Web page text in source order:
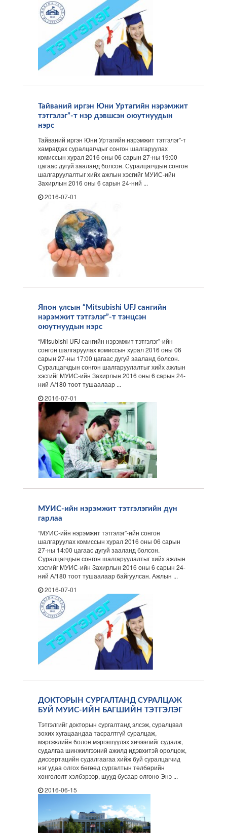
Тайваний иргэн Юни Уртагийн нэрэмжит
тэтгэлэг”-т нэр дэвшсэн оюутнуудын
нэрс
Тайваний иргэн Юни Уртагийн нэрэмжит тэтгэлэг”-т
хамрагдах суралцагчдыг сонгон шалгаруулах
комиссын хурал 2016 оны 06 сарын 27-ны 19:00
цагаас дугуй зааланд болсон. Суралцагчдын сонгон
шалгаруулалтыг хийх ажлын хэсгийг МУИС-ийн
Захирлын 2016 оны 6 сарын 24-ний ...
2016-07-01
Япон улсын “Мitsubishi UFJ сангийн
нэрэмжит тэтгэлэг”-т тэнцсэн
оюутнуудын нэрс
“Мitsubishi UFJ сангийн нэрэмжит тэтгэлэг”-ийн
сонгон шалгаруулах комиссын хурал 2016 оны 06
сарын 27-ны 17:00 цагаас дугуй зааланд болсон.
Суралцагчдын сонгон шалгаруулалтыг хийх ажлын
хэсгийг МУИС-ийн Захирлын 2016 оны 6 сарын 24-
ний А/180 тоот тушаалаар ...
2016-07-01
МУИС-ийн нэрэмжит тэтгэлэгийн дүн
гарлаа
“МУИС-ийн нэрэмжит тэтгэлэг”-ийн сонгон
шалгаруулах комиссын хурал 2016 оны 06 сарын
27-ны 14:00 цагаас дугуй зааланд болсон.
Суралцагчдын сонгон шалгаруулалтыг хийх ажлын
хэсгийг МУИС-ийн Захирлын 2016 оны 6 сарын 24-
ний А/180 тоот тушаалаар байгуулсан. Ажлын ...
2016-07-01
ДОКТОРЫН СУРГАЛТАНД СУРАЛЦАЖ
БУЙ МУИС-ИЙН БАГШИЙН ТЭТГЭЛЭГ
Тэтгэлгийг докторын сургалтанд элсэж, суралцвал
зохих хугацаандаа тасралтгүй суралцаж,
мэргэжлийн болон мэргэшүүлэх хичээлийг судалж,
судалгаа шинжилгээний ажилд идэвхитэй оролцож,
диссертацийн судалгаагаа хийж буй суралцагчид
нэг удаа олгох бөгөөд сургалтын төлбөрийн
хөнгөлөлт хэлбэрээр, шууд бусаар олгоно Энэ ...
2016-06-15